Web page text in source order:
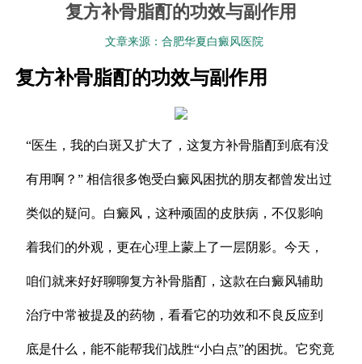
复方补骨脂酊的功效与副作用
文章来源：合肥华夏白癜风医院
复方补骨脂酊的功效与副作用
“医生，我的白斑又扩大了，这复方补骨脂酊到底有没
有用啊？” 相信很多饱受白癜风困扰的朋友都曾发出过
类似的疑问。白癜风，这种顽固的皮肤病，不仅影响
着我们的外观，更在心理上蒙上了一层阴影。今天，
咱们就来好好聊聊复方补骨脂酊，这款在白癜风辅助
治疗中常被提及的药物，看看它的功效和不良反应到
底是什么，能不能帮我们战胜“小白点”的困扰。它究竟